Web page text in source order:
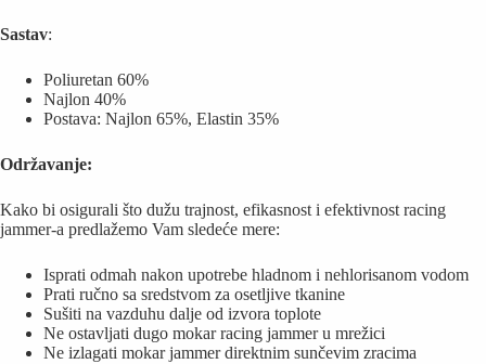
Sastav:
Poliuretan 60%
Najlon 40%
Postava: Najlon 65%, Elastin 35%
Održavanje:
Kako bi osigurali što dužu trajnost, efikasnost i efektivnost racing
jammer-a predlažemo Vam sledeće mere:
Isprati odmah nakon upotrebe hladnom i nehlorisanom vodom
Prati ručno sa sredstvom za osetljive tkanine
Sušiti na vazduhu dalje od izvora toplote
Ne ostavljati dugo mokar racing jammer u mrežici
Ne izlagati mokar jammer direktnim sunčevim zracima